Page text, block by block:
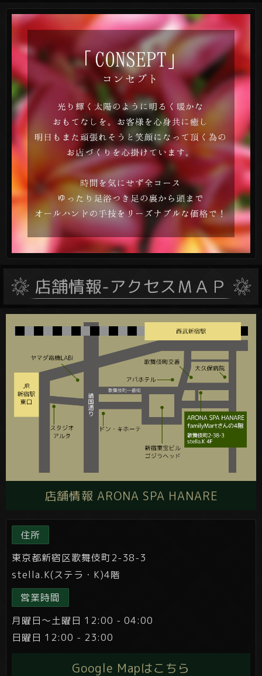
店舗情報 ARONA SPA HANARE
住所
東京都新宿区歌舞伎町2-38-3
stella.K(ステラ・K)4階
営業時間
月曜日～土曜日 12:00 - 04:00
日曜日 12:00 - 23:00
Google Mapはこちら